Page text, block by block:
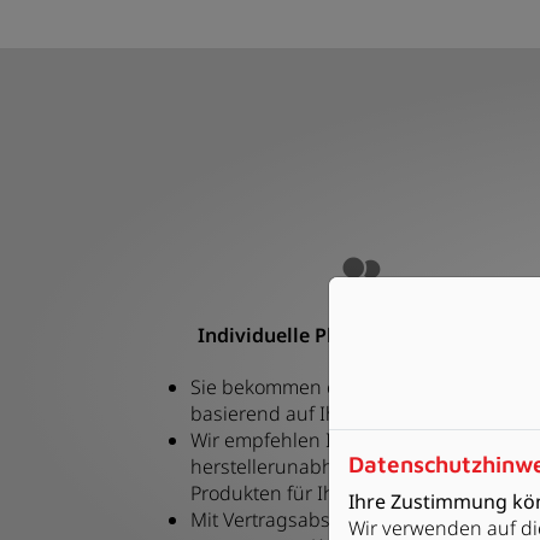
Individuelle Planung und Beratung
Sie bekommen eine individuelle
basierend auf Ihren Wünschen und
Wir empfehlen Ihnen
herstellerunabhängig eine Auswahl an
Produkten für Ihr Projekt
Mit Vertragsabschluss erhalten Sie
Ihre Zustimmung
Wir verwenden auf